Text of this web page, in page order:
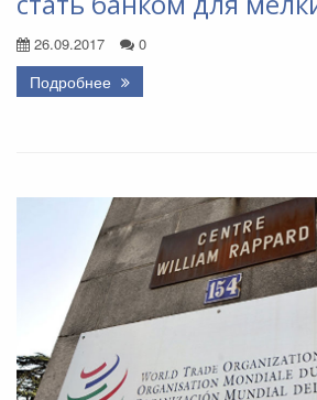
26.09.2017 0
Подробнее